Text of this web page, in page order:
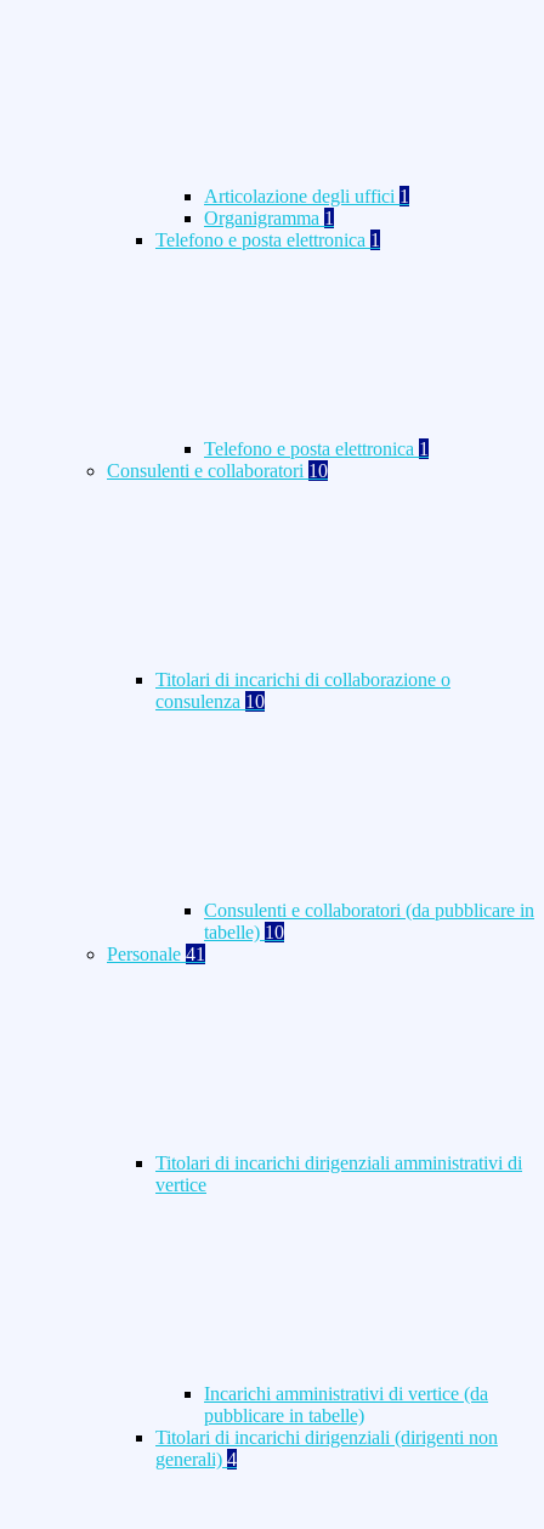
Articolazione degli uffici 1
Organigramma 1
Telefono e posta elettronica 1
Telefono e posta elettronica 1
Consulenti e collaboratori 10
Titolari di incarichi di collaborazione o
consulenza 10
Consulenti e collaboratori (da pubblicare in
tabelle) 10
Personale 41
Titolari di incarichi dirigenziali amministrativi di
vertice
Incarichi amministrativi di vertice (da
pubblicare in tabelle)
Titolari di incarichi dirigenziali (dirigenti non
generali) 4